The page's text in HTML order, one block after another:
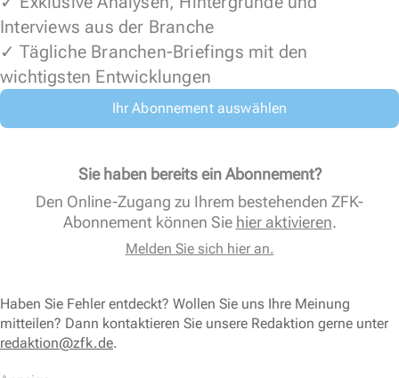
Interviews aus der Branche
✓ Tägliche Branchen-Briefings mit den
wichtigsten Entwicklungen
Ihr Abonnement auswählen
Sie haben bereits ein Abonnement?
Den Online-Zugang zu Ihrem bestehenden ZFK-
Abonnement können Sie hier aktivieren.
Melden Sie sich hier an.
Haben Sie Fehler entdeckt? Wollen Sie uns Ihre Meinung
mitteilen? Dann kontaktieren Sie unsere Redaktion gerne unter
redaktion@zfk.de.